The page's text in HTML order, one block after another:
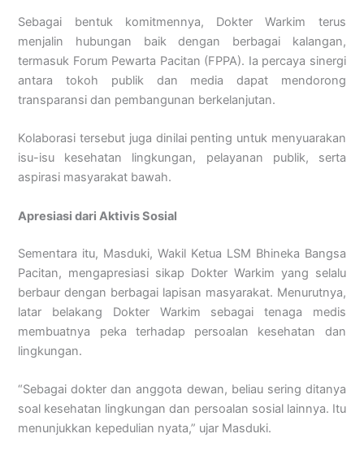
Sebagai bentuk komitmennya, Dokter Warkim terus
menjalin hubungan baik dengan berbagai kalangan,
termasuk Forum Pewarta Pacitan (FPPA). Ia percaya sinergi
antara tokoh publik dan media dapat mendorong
transparansi dan pembangunan berkelanjutan.
Kolaborasi tersebut juga dinilai penting untuk menyuarakan
isu-isu kesehatan lingkungan, pelayanan publik, serta
aspirasi masyarakat bawah.
Apresiasi dari Aktivis Sosial
Sementara itu, Masduki, Wakil Ketua LSM Bhineka Bangsa
Pacitan, mengapresiasi sikap Dokter Warkim yang selalu
berbaur dengan berbagai lapisan masyarakat. Menurutnya,
latar belakang Dokter Warkim sebagai tenaga medis
membuatnya peka terhadap persoalan kesehatan dan
lingkungan.
“Sebagai dokter dan anggota dewan, beliau sering ditanya
soal kesehatan lingkungan dan persoalan sosial lainnya. Itu
menunjukkan kepedulian nyata,” ujar Masduki.